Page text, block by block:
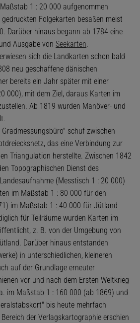
1 : 20 000 aufgenommen
Folgekarten besaßen meist
Darüber hinaus begann ab 1784 eine
Ausgabe von Seekarten.
sich die Landkarten schon bald
neu geschaffene dänischen
bereits ein Jahr später mit einer
000), mit dem Ziel, daraus Karten im
Ab 1819 wurden Manöver- und
schuf zwischen
das eine Verbindung zur
Triangulation herstellte. Zwischen 1842
Topographischen Dienst des
(Messtisch 1 : 20 000)
im Maßstab 1 : 80 000 für den
im Maßstab 1 : 40 000 für Jütland
für Teilräume wurden Karten im
z. B. von der Umgebung von
Darüber hinaus entstanden
in unterschiedlichen, kleineren
auf der Grundlage erneuter
vor und nach dem Ersten Weltkrieg
im Maßstab 1 : 160 000 (ab 1869) und
bis heute mehrfach
der Verlagskartographie erschien